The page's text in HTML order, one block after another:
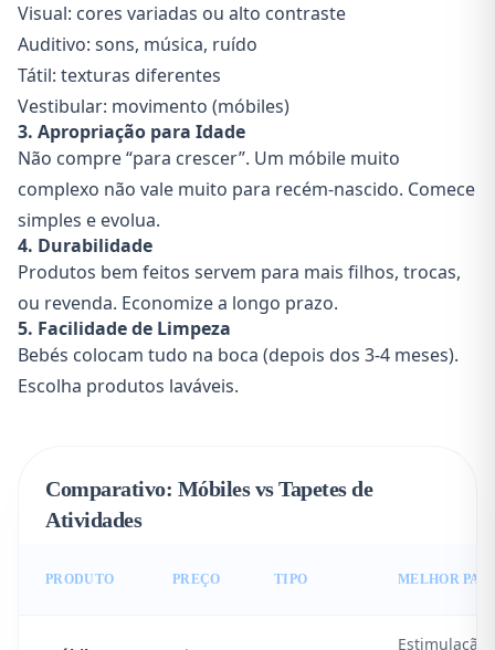
Visual: cores variadas ou alto contraste
Auditivo: sons, música, ruído
Tátil: texturas diferentes
Vestibular: movimento (móbiles)
3. Apropriação para Idade
Não compre “para crescer”. Um móbile muito
complexo não vale muito para recém-nascido. Comece
simples e evolua.
4. Durabilidade
Produtos bem feitos servem para mais filhos, trocas,
ou revenda. Economize a longo prazo.
5. Facilidade de Limpeza
Bebés colocam tudo na boca (depois dos 3-4 meses).
Escolha produtos laváveis.
Comparativo: Móbiles vs Tapetes de
Atividades
PRODUTO PREÇO TIPO MELHOR
Estimulação